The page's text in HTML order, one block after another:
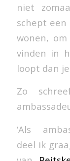
niet
schept
wonen,
vinden in
loopt dan
Zo
‘Als
deel ik